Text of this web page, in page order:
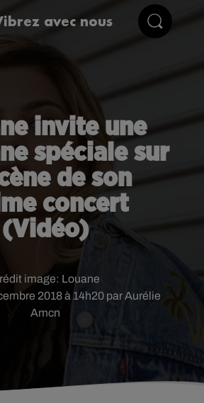
avec nous
invite une
spéciale sur
de son
concert
(Vidéo)
2018 à 14h20 par Aurélie
Amcn
image: Louane